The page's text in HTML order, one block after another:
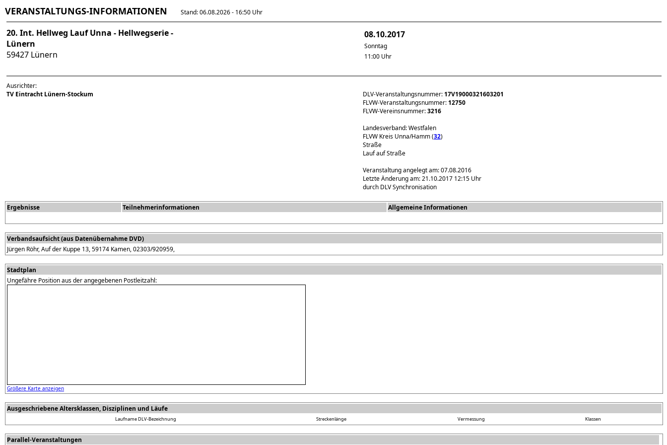
VERANSTALTUNGS-INFORMATIONEN Stand: 06.08.2026 - 16:50 Uhr
20. Int. Hellweg Lauf Unna - Hellwegserie -
Lünern
59427 Lünern
08.10.2017
Sonntag
11:00 Uhr
Ausrichter:
TV Eintracht Lünern-Stockum
DLV-Veranstaltungsnummer:17V19000321603201
FLVW-Veranstaltungsnummer:12750
FLVW-Vereinsnummer:3216
Landesverband: Westfalen
FLVW Kreis Unna/Hamm (32)
Straße
Lauf auf Straße
Veranstaltung angelegt am: 07.08.2016
Letzte Änderung am: 21.10.2017 12:15 Uhr
durch DLV Synchronisation
Ergebnisse Teilnehmerinformationen Allgemeine Informationen
Verbandsaufsicht (aus Datenübernahme DVD)
Jürgen Röhr, Auf der Kuppe 13, 59174 Kamen, 02303/920959,
Stadtplan
Ungefähre Position aus der angegebenen Postleitzahl:
Größere Karte anzeigen
Ausgeschriebene Altersklassen, Disziplinen und Läufe
LaufnameDLV-Bezeichnung Streckenlänge Vermessung Klassen
Parallel-Veranstaltungen